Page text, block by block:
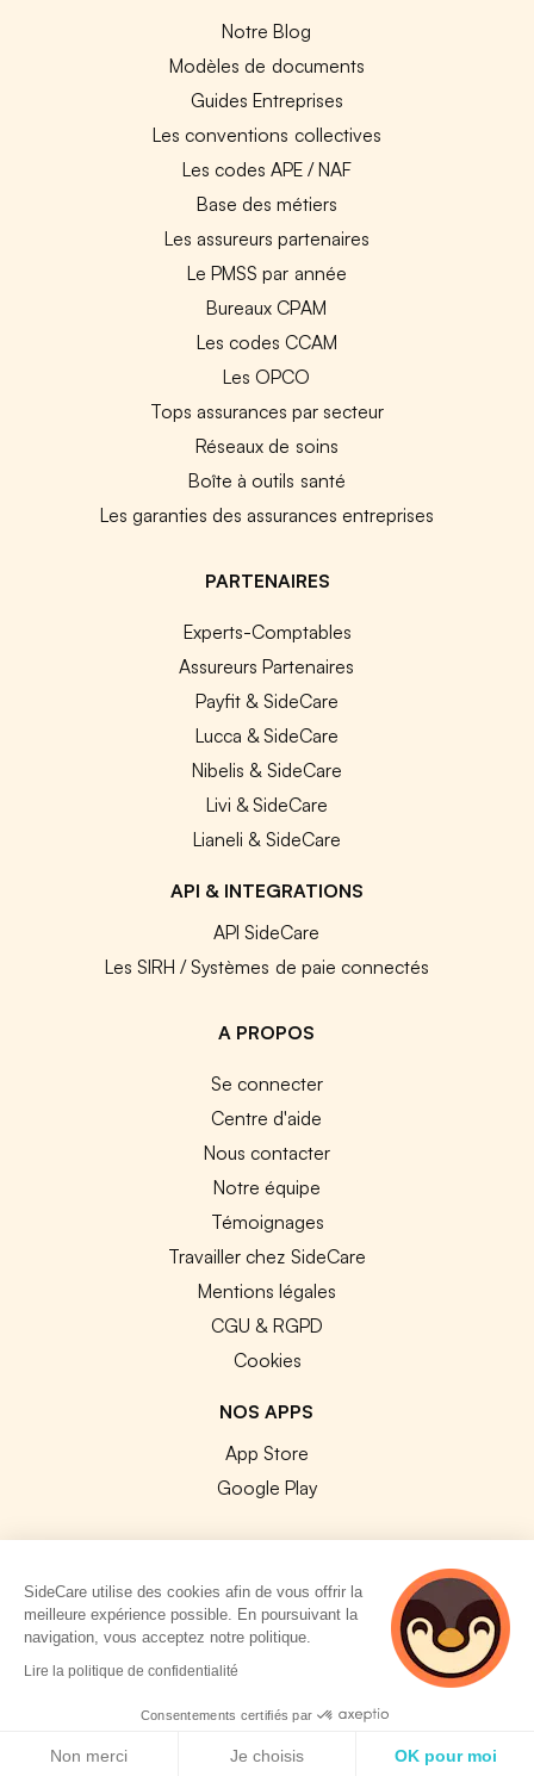
Notre Blog
Modèles de documents
Guides Entreprises
Les conventions collectives
Les codes APE / NAF
Base des métiers
Les assureurs partenaires
Le PMSS par année
Bureaux CPAM
Les codes CCAM
Les OPCO
Tops assurances par secteur
Réseaux de soins
Boîte à outils santé
Les garanties des assurances entreprises
PARTENAIRES
Experts-Comptables
Assureurs Partenaires
Payfit & SideCare
Lucca & SideCare
Nibelis & SideCare
Livi & SideCare
Lianeli & SideCare
API & INTEGRATIONS
API SideCare
Les SIRH / Systèmes de paie connectés
A PROPOS
Se connecter
Centre d'aide
Nous contacter
Notre équipe
Témoignages
Travailler chez SideCare
Mentions légales
CGU & RGPD
Cookies
NOS APPS
App Store
Google Play
© 2026 SideCare. Tous droits réservés.
SideCare utilise des cookies afin de vous offrir la
meilleure expérience possible. En poursuivant la
navigation, vous acceptez notre politique.
Lire la politique de confidentialité
Consentements certifiés par
Non merci Je choisis OK pour moi
2 personnes
consultent
actuellement cette